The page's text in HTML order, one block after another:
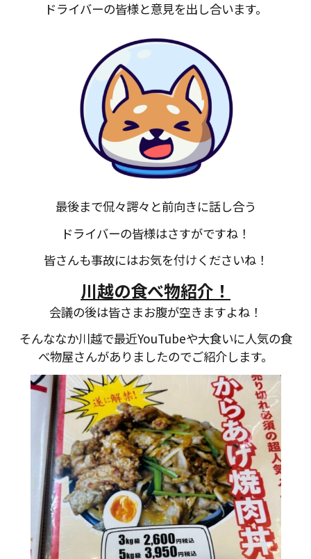
ドライバーの皆様と意見を出し合います。
最後まで侃々諤々と前向きに話し合う
ドライバーの皆様はさすがですね！
皆さんも事故にはお気を付けくださいね！
川越の食べ物紹介！
会議の後は皆さまお腹が空きますよね！
そんななか川越で最近YouTubeや大食いに人気の食
べ物屋さんがありましたのでご紹介します。